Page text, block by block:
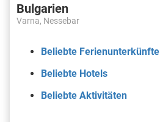
Bulgarien
Varna, Nessebar
Beliebte Ferienunterkünfte
Beliebte Hotels
Beliebte Aktivitäten